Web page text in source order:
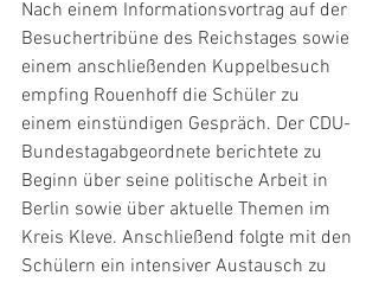
Nach einem Informationsvortrag auf der
Besuchertribüne des Reichstages sowie
einem anschließenden Kuppelbesuch
empfing Rouenhoff die Schüler zu
einem einstündigen Gespräch. Der CDU-
Bundestagabgeordnete berichtete zu
Beginn über seine politische Arbeit in
Berlin sowie über aktuelle Themen im
Kreis Kleve. Anschließend folgte mit den
Schülern ein intensiver Austausch zu